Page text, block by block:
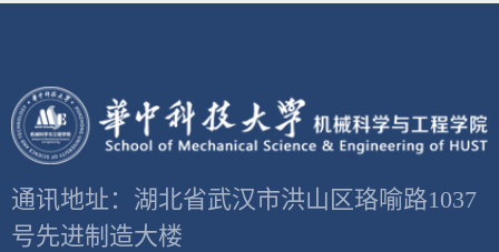
通讯地址：湖北省武汉市洪山区珞喻路1037
号先进制造大楼